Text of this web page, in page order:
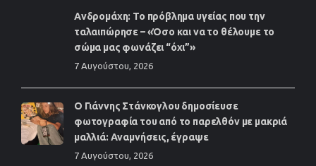
Ανδρομάχη: Το πρόβλημα υγείας που την
ταλαιπώρησε – «Όσο και να το θέλουμε το
σώμα μας φωνάζει “όχι”»
7 Αυγούστου, 2026
Ο Γιάννης Στάνκογλου δημοσίευσε
φωτογραφία του από το παρελθόν με μακριά
μαλλιά: Αναμνήσεις, έγραψε
7 Αυγούστου, 2026